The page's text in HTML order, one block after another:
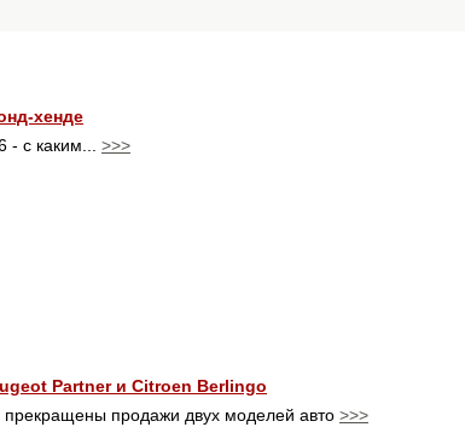
хенде
- с каким... >>>
Partner и Citroen Berlingo
продажи двух моделей авто >>>